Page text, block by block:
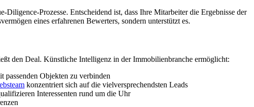
Prozesse. Entscheidend ist, dass Ihre Mitarbeiter die Ergebnisse der
eines erfahrenen Bewerters, sondern unterstützt es.
den Deal. Künstliche Intelligenz in der Immobilienbranche ermöglicht:
Objekten zu verbinden
konzentriert sich auf die vielversprechendsten Leads
Interessenten rund um die Uhr